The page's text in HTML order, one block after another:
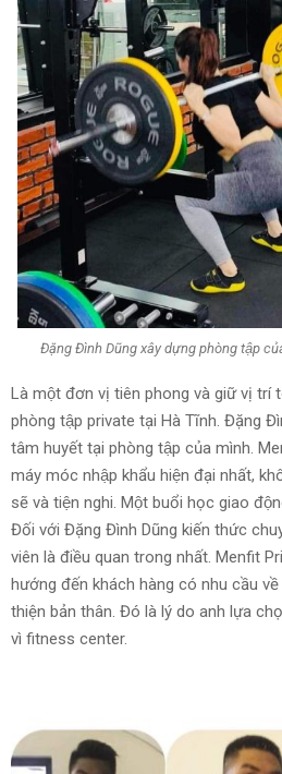
Đặng Đình Dũng xây dựng phòng tập
Là một đơn vị tiên phong và giữ vị trí
phòng tập private tại Hà Tĩnh. Đặng
tâm huyết tại phòng tập của mình.
máy móc nhập khẩu hiện đại nhất,
sẽ và tiện nghi. Một buổi học giao
Đối với Đặng Đình Dũng kiến thức
viên là điều quan trong nhất. Menfit
hướng đến khách hàng có nhu cầu
thiện bản thân. Đó là lý do anh lựa
vì fitness center.